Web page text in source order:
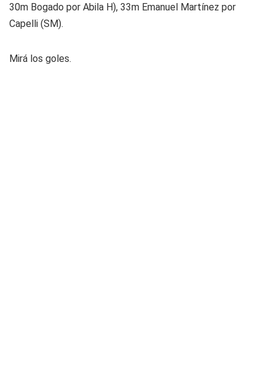
30m Bogado por Abila H), 33m Emanuel Martínez por
Capelli (SM).
Mirá los goles.